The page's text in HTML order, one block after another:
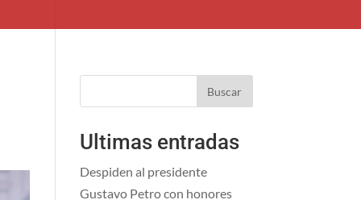
Buscar
Ultimas entradas
Despiden al presidente
Gustavo Petro con honores